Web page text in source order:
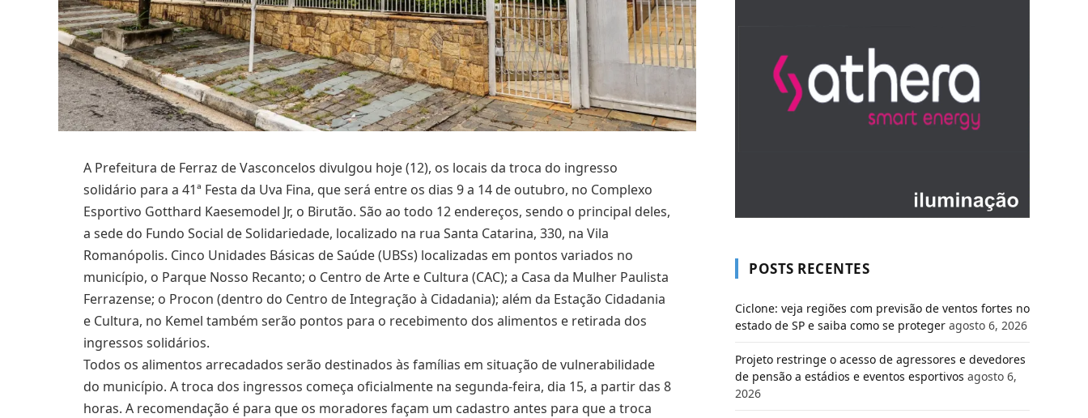
A Prefeitura de Ferraz de Vasconcelos divulgou hoje (12), os locais da troca do ingresso
solidário para a 41ª Festa da Uva Fina, que será entre os dias 9 a 14 de outubro, no Complexo
Esportivo Gotthard Kaesemodel Jr, o Birutão. São ao todo 12 endereços, sendo o principal deles,
a sede do Fundo Social de Solidariedade, localizado na rua Santa Catarina, 330, na Vila
Romanópolis. Cinco Unidades Básicas de Saúde (UBSs) localizadas em pontos variados no
município, o Parque Nosso Recanto; o Centro de Arte e Cultura (CAC); a Casa da Mulher Paulista
Ferrazense; o Procon (dentro do Centro de Integração à Cidadania); além da Estação Cidadania
e Cultura, no Kemel também serão pontos para o recebimento dos alimentos e retirada dos
ingressos solidários.
Todos os alimentos arrecadados serão destinados às famílias em situação de vulnerabilidade
do município. A troca dos ingressos começa oficialmente na segunda-feira, dia 15, a partir das 8
horas. A recomendação é para que os moradores façam um cadastro antes para que a troca
POSTS RECENTES
Ciclone: veja regiões com previsão de ventos fortes no
estado de SP e saiba como se proteger agosto 6, 2026
Projeto restringe o acesso de agressores e devedores
de pensão a estádios e eventos esportivos agosto 6,
2026